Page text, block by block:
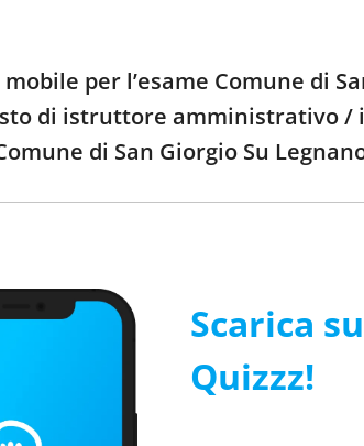
mobile per l’esame Comune di
di istruttore amministrativo
di San Giorgio Su
Scarica
Quizzz!